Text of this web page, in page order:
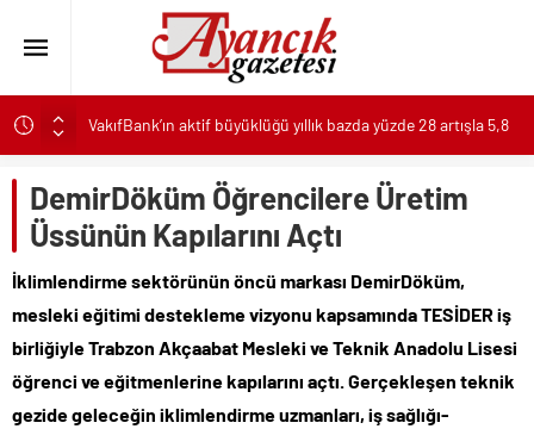
VakıfBank’ın aktif büyüklüğü yıllık bazda yüzde 28 artışla 5,8
İzmit istikameti trafiğe kapatılacak: Başiskele Kavşağı’nda
gece çalışması
Burhaniye Belediyesi’nde 2026 Yılı Toplu İş Sözleşmesi
Mersin’den Kemer’e uzanan tercih yolculuğu
Kırgız Cumhuriyeti Antalya Başkonsolosu Başkan Vekili
Özdemir’i ziyaret etti
DemirDöküm Öğrencilere Üretim
Üssünün Kapılarını Açtı
İklimlendirme sektörünün öncü markası DemirDöküm,
mesleki eğitimi destekleme vizyonu kapsamında TESİDER iş
birliğiyle Trabzon Akçaabat Mesleki ve Teknik Anadolu Lisesi
öğrenci ve eğitmenlerine kapılarını açtı. Gerçekleşen teknik
gezide geleceğin iklimlendirme uzmanları, iş sağlığı-